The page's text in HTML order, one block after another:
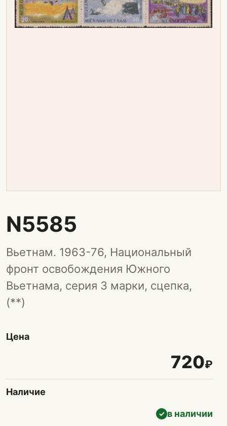
N5585
Вьетнам. 1963-76, Национальный
фронт освобождения Южного
Вьетнама, серия 3 марки, сцепка,
(**)
Цена
720₽
Наличие
✓ в наличии